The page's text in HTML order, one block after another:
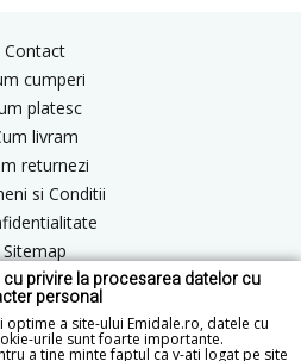
privire la procesarea datelor cu
personal
a site-ului Emidale.ro, datele cu
urile sunt foarte importante.
a tine minte faptul ca v-ati logat pe site
Contact
cumperi
platesc
livram
returnezi
si Conditii
Sitemap
Blog
ANPC